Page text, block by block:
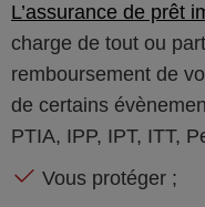
L’assurance de prêt
charge de tout ou
remboursement de
de certains
PTIA, IPP, IPT, ITT,
Vous protéger ;